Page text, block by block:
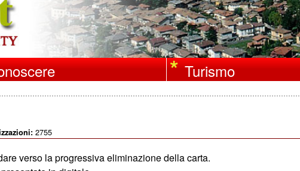
Turismo
2755
verso la progressiva eliminazione della carta.